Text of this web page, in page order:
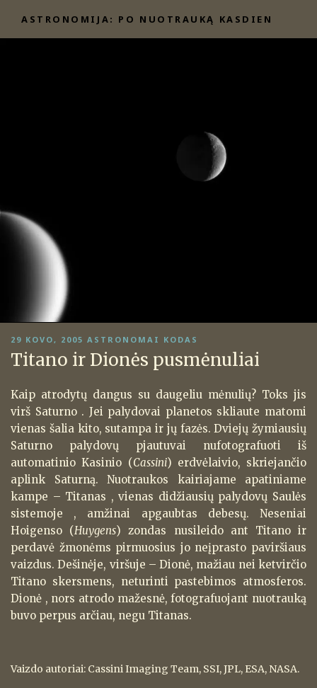
prie
turinio
ASTRONOMIJA: PO NUOTRAUKĄ KASDIEN
PASKELBTA
29 KOVO, 2005 ASTRONOMAI KODAS
Titano ir Dionės pusmėnuliai
Kaip atrodytų dangus su daugeliu mėnulių? Toks jis
virš Saturno . Jei palydovai planetos skliaute matomi
vienas šalia kito, sutampa ir jų fazės. Dviejų žymiausių
Saturno palydovų pjautuvai nufotografuoti iš
automatinio Kasinio (Cassini) erdvėlaivio, skriejančio
aplink Saturną. Nuotraukos kairiajame apatiniame
kampe – Titanas , vienas didžiausių palydovų Saulės
sistemoje , amžinai apgaubtas debesų. Neseniai
Hoigenso (Huygens) zondas nusileido ant Titano ir
perdavė žmonėms pirmuosius jo neįprasto paviršiaus
vaizdus. Dešinėje, viršuje – Dionė, mažiau nei ketvirčio
Titano skersmens, neturinti pastebimos atmosferos.
Dionė , nors atrodo mažesnė, fotografuojant nuotrauką
buvo perpus arčiau, negu Titanas.
Vaizdo autoriai: Cassini Imaging Team, SSI, JPL, ESA, NASA.